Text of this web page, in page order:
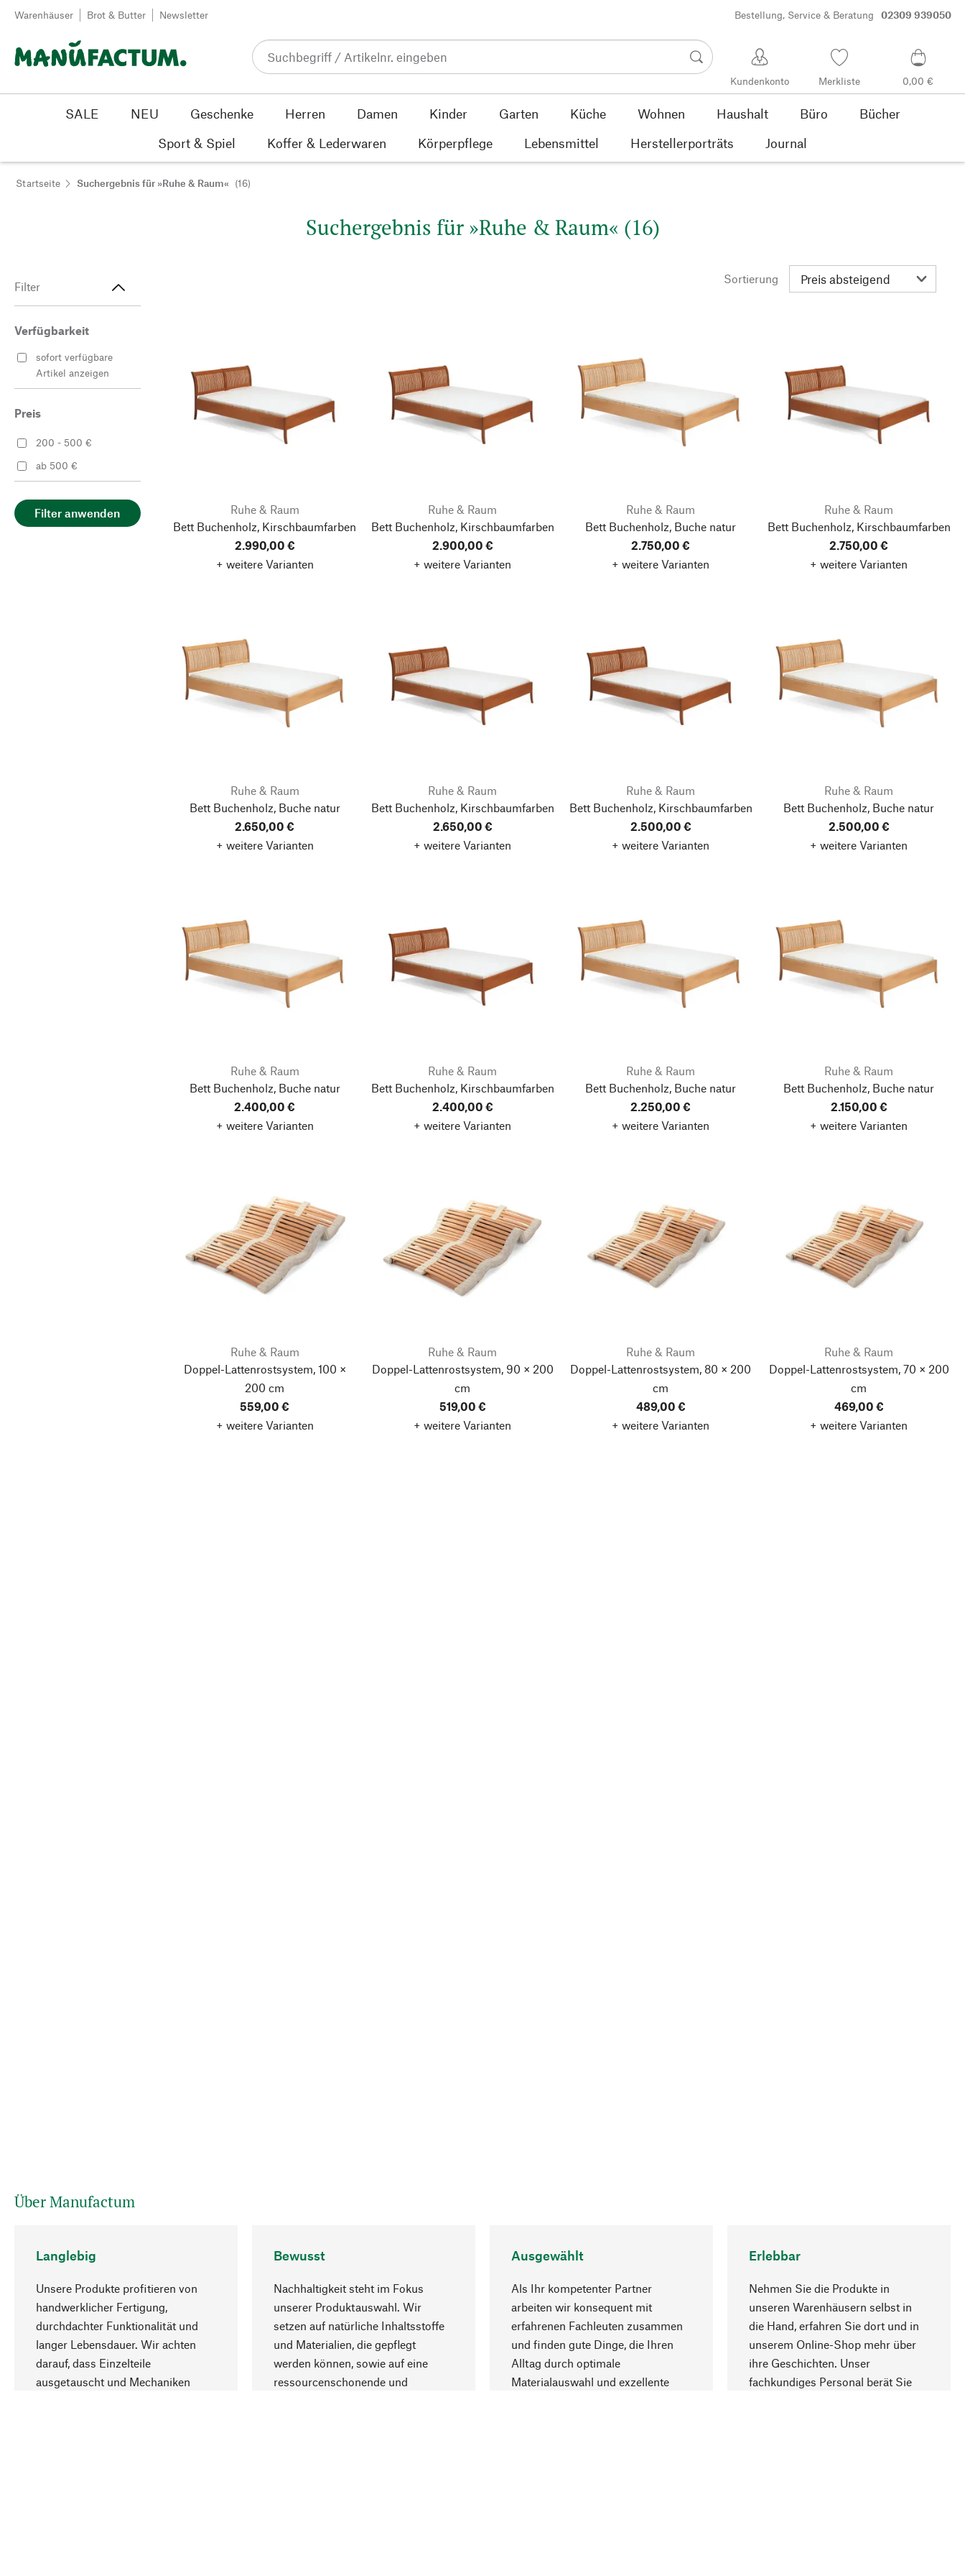
Zum Inhalt springen
Warenhäuser Brot & Butter Newsletter Bestellung, Service & Beratung 02309 939050
Kundenkonto Merkliste 0,00 €
SALE NEU Geschenke Herren Damen Kinder Garten Küche Wohnen Haushalt Büro
Bücher
Sport & Spiel
Koffer & Lederwaren Körperpflege Lebensmittel Herstellerporträts Journal
Startseite Suchergebnis für »Ruhe & Raum« (16)
Suchergebnis für »Ruhe & Raum« (16)
Filter
Verfügbarkeit
sofort verfügbare
Artikel anzeigen
Preis
200 - 500 €
ab 500 €
Filter anwenden
Sortierung
Ruhe & Raum
Bett Buchenholz, Kirschbaumfarben
2.990,00 €
+ weitere Varianten
Ruhe & Raum
Bett Buchenholz, Kirschbaumfarben
2.900,00 €
+ weitere Varianten
Ruhe & Raum
Bett Buchenholz, Buche natur
2.750,00 €
+ weitere Varianten
Ruhe & Raum
Bett Buchenholz, Kirschbaumfarben
2.750,00 €
+ weitere Varianten
Ruhe & Raum
Bett Buchenholz, Buche natur
2.650,00 €
+ weitere Varianten
Ruhe & Raum
Bett Buchenholz, Kirschbaumfarben
2.650,00 €
+ weitere Varianten
Ruhe & Raum
Bett Buchenholz, Kirschbaumfarben
2.500,00 €
+ weitere Varianten
Ruhe & Raum
Bett Buchenholz, Buche natur
2.500,00 €
+ weitere Varianten
Ruhe & Raum
Bett Buchenholz, Buche natur
2.400,00 €
+ weitere Varianten
Ruhe & Raum
Bett Buchenholz, Kirschbaumfarben
2.400,00 €
+ weitere Varianten
Ruhe & Raum
Bett Buchenholz, Buche natur
2.250,00 €
+ weitere Varianten
Ruhe & Raum
Bett Buchenholz, Buche natur
2.150,00 €
+ weitere Varianten
Ruhe & Raum
Doppel-Lattenrostsystem, 100 ×
200 cm
559,00 €
+ weitere Varianten
Ruhe & Raum
Doppel-Lattenrostsystem, 90 × 200
cm
519,00 €
+ weitere Varianten
Ruhe & Raum
Doppel-Lattenrostsystem, 80 × 200
cm
489,00 €
+ weitere Varianten
Ruhe & Raum
Doppel-Lattenrostsystem, 70 × 200
cm
469,00 €
+ weitere Varianten
Über Manufactum
Langlebig
Unsere Produkte profitieren von
handwerklicher Fertigung,
durchdachter Funktionalität und
langer Lebensdauer. Wir achten
darauf, dass Einzelteile
ausgetauscht und Mechaniken
Bewusst
Nachhaltigkeit steht im Fokus
unserer Produktauswahl. Wir
setzen auf natürliche Inhaltsstoffe
und Materialien, die gepflegt
werden können, sowie auf eine
ressourcenschonende und
Ausgewählt
Als Ihr kompetenter Partner
arbeiten wir konsequent mit
erfahrenen Fachleuten zusammen
und finden gute Dinge, die Ihren
Alltag durch optimale
Materialauswahl und exzellente
Erlebbar
Nehmen Sie die Produkte in
unseren Warenhäusern selbst in
die Hand, erfahren Sie dort und in
unserem Online-Shop mehr über
ihre Geschichten. Unser
fachkundiges Personal berät Sie